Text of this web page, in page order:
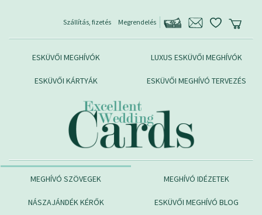
Szállítás, fizetés Megrendelés
ESKÜVŐI MEGHÍVÓK LUXUS ESKÜVŐI MEGHÍVÓK
ESKÜVŐI KÁRTYÁK ESKÜVŐI MEGHÍVÓ TERVEZÉS
MEGHÍVÓ SZÖVEGEK MEGHÍVÓ IDÉZETEK
NÁSZAJÁNDÉK KÉRŐK ESKÜVŐI MEGHÍVÓ BLOG